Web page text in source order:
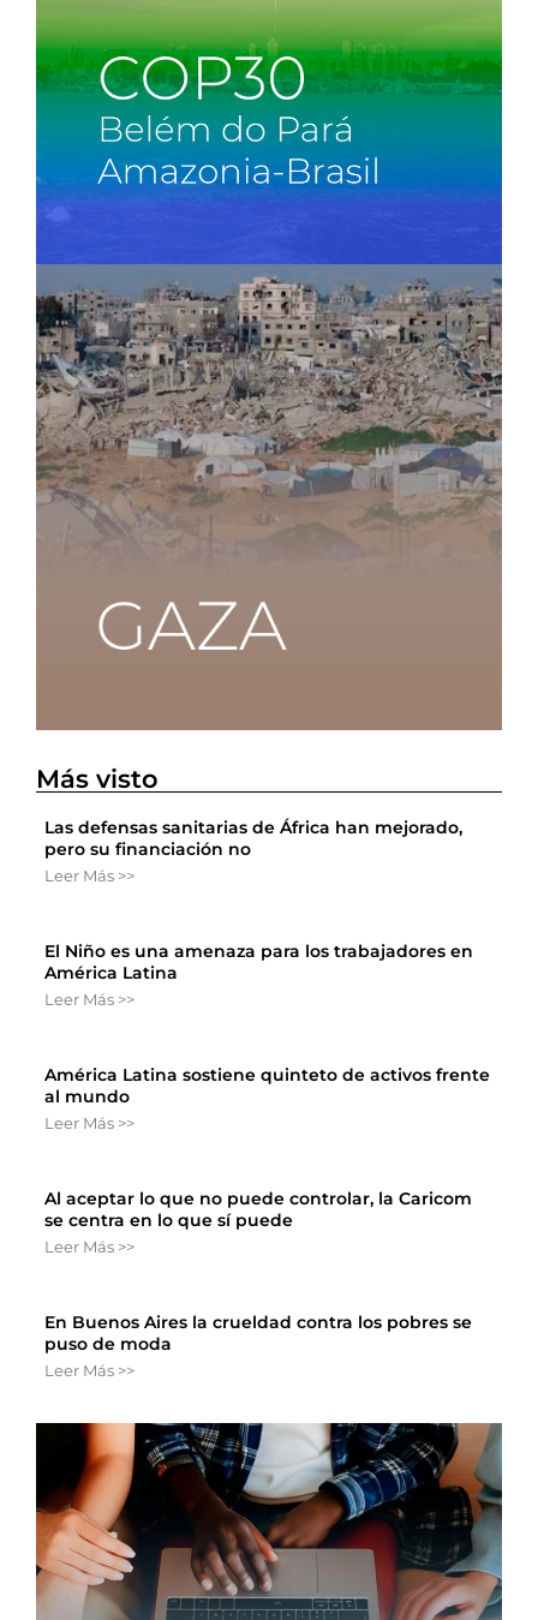
Más visto
Las defensas sanitarias de África han mejorado,
pero su financiación no
Leer Más >>
El Niño es una amenaza para los trabajadores en
América Latina
Leer Más >>
América Latina sostiene quinteto de activos frente
al mundo
Leer Más >>
Al aceptar lo que no puede controlar, la Caricom
se centra en lo que sí puede
Leer Más >>
En Buenos Aires la crueldad contra los pobres se
puso de moda
Leer Más >>